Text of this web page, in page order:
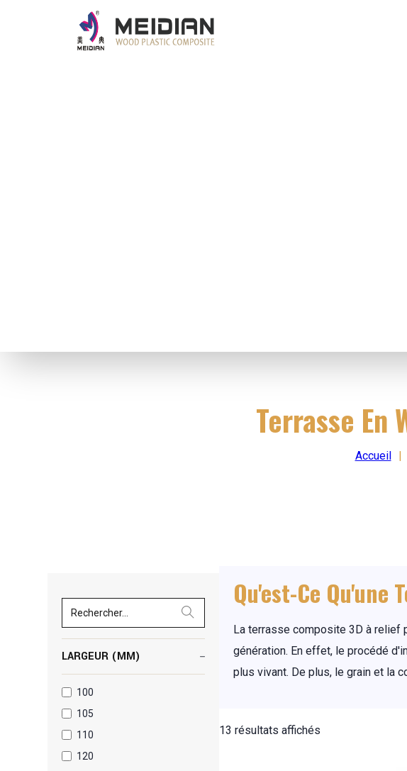
Terrasse En
Accueil |
LARGEUR (MM)
100
105
110
120
Qu'est-Ce Qu'une
La terrasse composite 3D à relief
génération. En effet, le procédé
plus vivant. De plus, le grain et la
13 résultats affichés